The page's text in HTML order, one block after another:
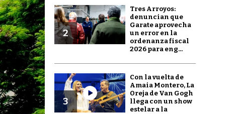
2
Tres Arroyos:
denuncian que
Garate aprovecha
un error en la
ordenanza fiscal
2026 para eng...
3
Con la vuelta de
Amaia Montero, La
Oreja de Van Gogh
llega con un show
estelar a la